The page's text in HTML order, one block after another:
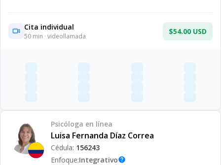
Cita individual
50 min · videollamada
$54.00 USD
Psicóloga en línea
Luisa Fernanda Díaz Correa
Cédula: 156243
Enfoque:Integrativohelp